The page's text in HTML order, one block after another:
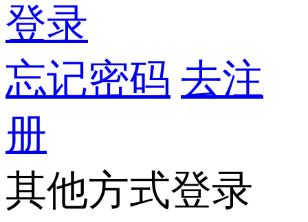
登录
忘记密码 去注
册
其他方式登录